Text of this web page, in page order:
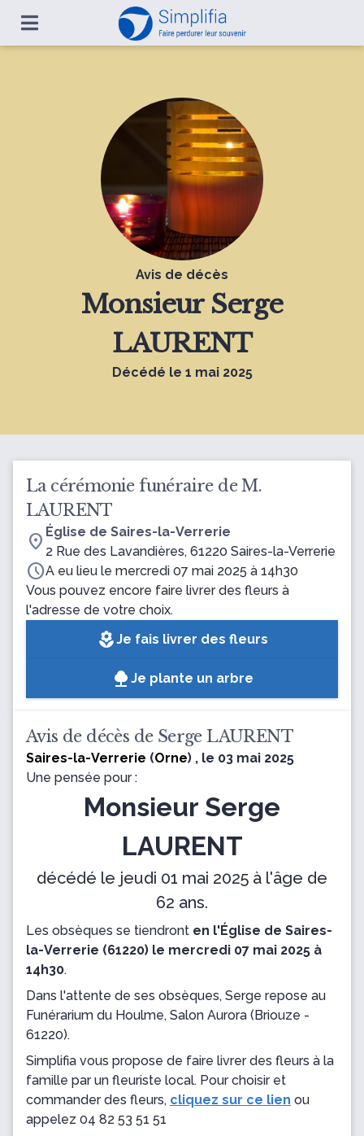
Avis de décès
Monsieur Serge
LAURENT
Décédé le 1 mai 2025
La cérémonie funéraire de M.
LAURENT
location_on Église de Saires-la-Verrerie
2 Rue des Lavandières, 61220 Saires-la-Verrerie
scheduleA eu lieu le mercredi 07 mai 2025 à 14h30
Vous pouvez encore faire livrer des fleurs à
l'adresse de votre choix.
local_floristJe fais livrer des fleurs
Je plante un arbre
Avis de décès de Serge LAURENT
Saires-la-Verrerie (Orne) , le 03 mai 2025
Une pensée pour :
Monsieur Serge
LAURENT
décédé le jeudi 01 mai 2025 à l'âge de
62 ans.
Les obsèques se tiendront en l'Église de Saires-
la-Verrerie (61220) le mercredi 07 mai 2025 à
14h30.
Dans l'attente de ses obsèques, Serge repose au
Funérarium du Houlme, Salon Aurora (Briouze -
61220).
Simplifia vous propose de faire livrer des fleurs à la
famille par un fleuriste local. Pour choisir et
commander des fleurs, cliquez sur ce lien ou
appelez 04 82 53 51 51